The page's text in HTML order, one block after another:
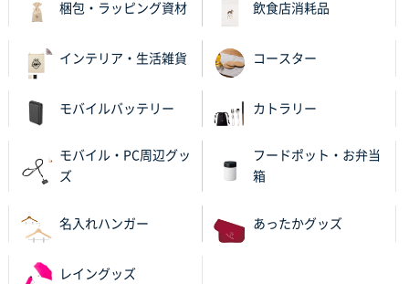
のしメモ100P 800枚
のし文言が変更できたのと価格。
千葉県M社様
ワンポイント箔押し紙袋 Sサイズ(A5対応)
営業ご担当者さまより、ご丁寧なサポートをいただ
き、他のネット印刷サービスよりも安心して購入まで
【ポリ袋】特別ご注文ページ
梱包・ラッピング資材 飲食店消耗品
インテリア・生活雑貨 コースター
モバイルバッテリー カトラリー
モバイル・PC周辺グッ
ズ
フードポット・お弁当
箱
名入れハンガー あったかグッズ
レイングッズ